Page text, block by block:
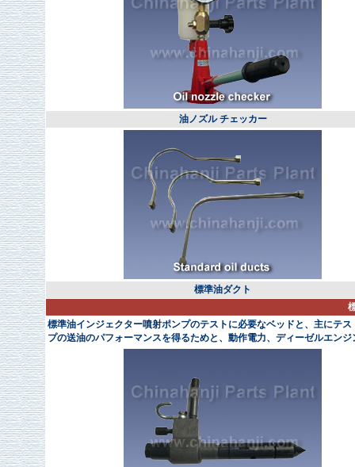
油ノズル チェッカー
標準油ダクト
標準油インジェクター噴射ポンプのテストに必要なベッドと、主にテ
プの送油のパフォーマンスを得るためと、動作電力、ディーゼルエン